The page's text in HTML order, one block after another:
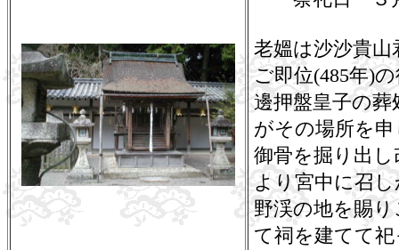
老媼は沙沙貴山
ご即位(485年)
邊押盤皇子の
がその場所を
御骨を掘り出
より宮中に召
野渓の地を賜
て祠を建てて